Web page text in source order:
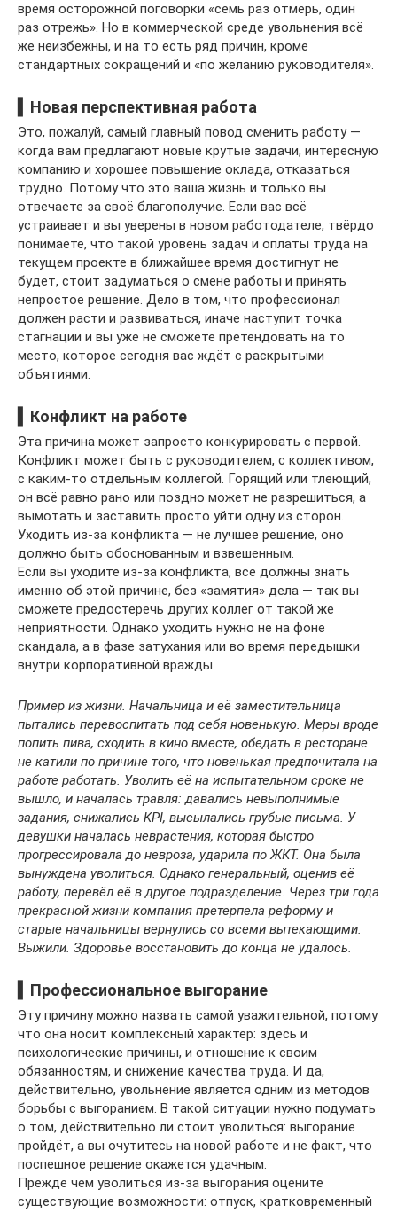
время осторожной поговорки «семь раз отмерь, один
раз отрежь». Но в коммерческой среде увольнения всё
же неизбежны, и на то есть ряд причин, кроме
стандартных сокращений и «по желанию руководителя».
▍Новая перспективная работа
Это, пожалуй, самый главный повод сменить работу —
когда вам предлагают новые крутые задачи, интересную
компанию и хорошее повышение оклада, отказаться
трудно. Потому что это ваша жизнь и только вы
отвечаете за своё благополучие. Если вас всё
устраивает и вы уверены в новом работодателе, твёрдо
понимаете, что такой уровень задач и оплаты труда на
текущем проекте в ближайшее время достигнут не
будет, стоит задуматься о смене работы и принять
непростое решение. Дело в том, что профессионал
должен расти и развиваться, иначе наступит точка
стагнации и вы уже не сможете претендовать на то
место, которое сегодня вас ждёт с раскрытыми
объятиями.
▍Конфликт на работе
Эта причина может запросто конкурировать с первой.
Конфликт может быть с руководителем, с коллективом,
с каким-то отдельным коллегой. Горящий или тлеющий,
он всё равно рано или поздно может не разрешиться, а
вымотать и заставить просто уйти одну из сторон.
Уходить из-за конфликта — не лучшее решение, оно
должно быть обоснованным и взвешенным.
Если вы уходите из-за конфликта, все должны знать
именно об этой причине, без «замятия» дела — так вы
сможете предостеречь других коллег от такой же
неприятности. Однако уходить нужно не на фоне
скандала, а в фазе затухания или во время передышки
внутри корпоративной вражды.
Пример из жизни. Начальница и её заместительница
пытались перевоспитать под себя новенькую. Меры вроде
попить пива, сходить в кино вместе, обедать в ресторане
не катили по причине того, что новенькая предпочитала на
работе работать. Уволить её на испытательном сроке не
вышло, и началась травля: давались невыполнимые
задания, снижались KPI, высылались грубые письма. У
девушки началась неврастения, которая быстро
прогрессировала до невроза, ударила по ЖКТ. Она была
вынуждена уволиться. Однако генеральный, оценив её
работу, перевёл её в другое подразделение. Через три года
прекрасной жизни компания претерпела реформу и
старые начальницы вернулись со всеми вытекающими.
Выжили. Здоровье восстановить до конца не удалось.
▍Профессиональное выгорание
Эту причину можно назвать самой уважительной, потому
что она носит комплексный характер: здесь и
психологические причины, и отношение к своим
обязанностям, и снижение качества труда. И да,
действительно, увольнение является одним из методов
борьбы с выгоранием. В такой ситуации нужно подумать
о том, действительно ли стоит уволиться: выгорание
пройдёт, а вы очутитесь на новой работе и не факт, что
поспешное решение окажется удачным.
Прежде чем уволиться из-за выгорания оцените
существующие возможности: отпуск, кратковременный